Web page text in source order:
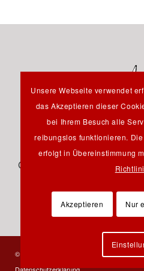
Hauptstraße 12B - 85232
Germany - Tel.: +49 8131 61
© 2023 Verlag Dr. Friedrich Pfeil - Alle
Unsere Webseite verwendet
das Akzeptieren dieser
bei Ihrem Besuch alle
reibungslos funktionieren.
erfolgt in Übereinstimmung
Akzeptieren Nur